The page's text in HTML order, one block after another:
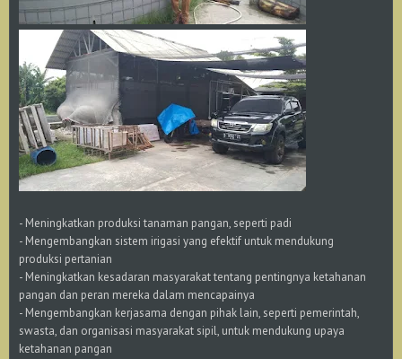
- Meningkatkan produksi tanaman pangan, seperti padi
- Mengembangkan sistem irigasi yang efektif untuk mendukung
produksi pertanian
- Meningkatkan kesadaran masyarakat tentang pentingnya ketahanan
pangan dan peran mereka dalam mencapainya
- Mengembangkan kerjasama dengan pihak lain, seperti pemerintah,
swasta, dan organisasi masyarakat sipil, untuk mendukung upaya
ketahanan pangan